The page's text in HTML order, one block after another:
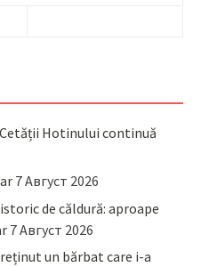
Hotinului continuă
7 Август 2026
de căldură: aproape
7 Август 2026
un bărbat care i-a